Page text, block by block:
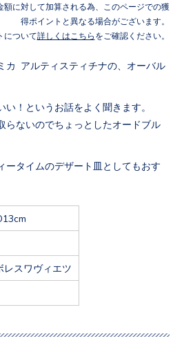
額に対して加算される為、このページでの獲
得ポイントと異なる場合がございます。
について詳しくはこちら をご確認ください。
カ アルティスティチナの、オーバル
！というお話をよく聞きます。
らないのでちょっとしたオードブル
ータイムのデザート皿としてもおす
レスワヴィエツ